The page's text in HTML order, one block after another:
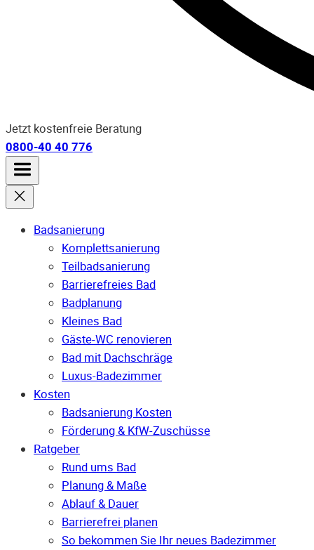
Jetzt kostenfreie Beratung
0800-40 40 776
Badsanierung
Komplettsanierung
Teilbadsanierung
Barrierefreies Bad
Badplanung
Kleines Bad
Gäste-WC renovieren
Bad mit Dachschräge
Luxus-Badezimmer
Kosten
Badsanierung Kosten
Förderung & KfW-Zuschüsse
Ratgeber
Rund ums Bad
Planung & Maße
Ablauf & Dauer
Barrierefrei planen
So bekommen Sie Ihr neues Badezimmer